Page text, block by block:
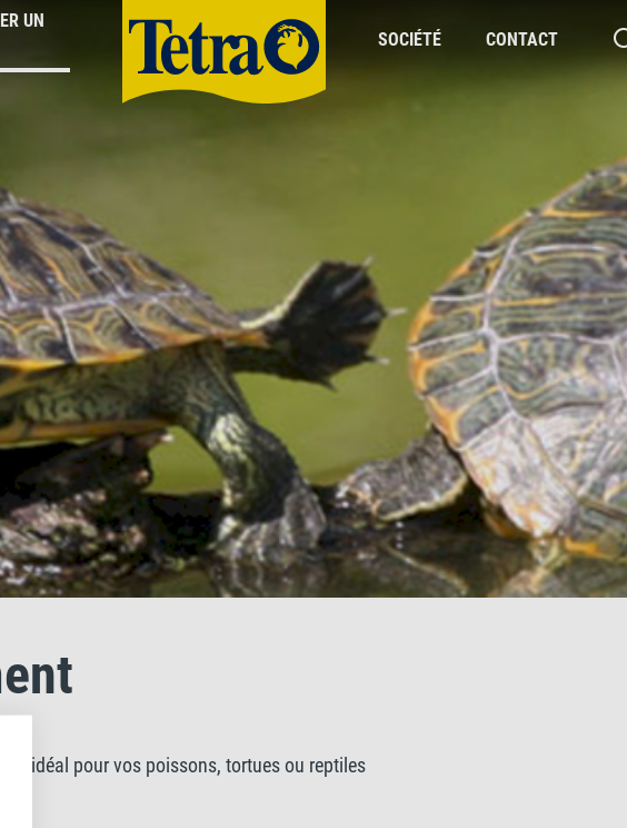
UN
SOCIÉTÉ CONTACT
idéal pour vos poissons, tortues ou reptiles